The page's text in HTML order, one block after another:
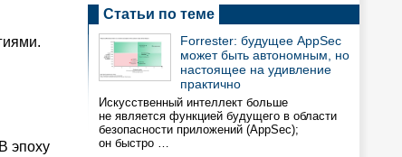
эпоху
Статьи по теме
Forrester: будущее AppSec
может быть автономным, но
настоящее на удивление
практично
Искусственный интеллект больше
не является функцией будущего в области
безопасности приложений (AppSec);
он быстро …